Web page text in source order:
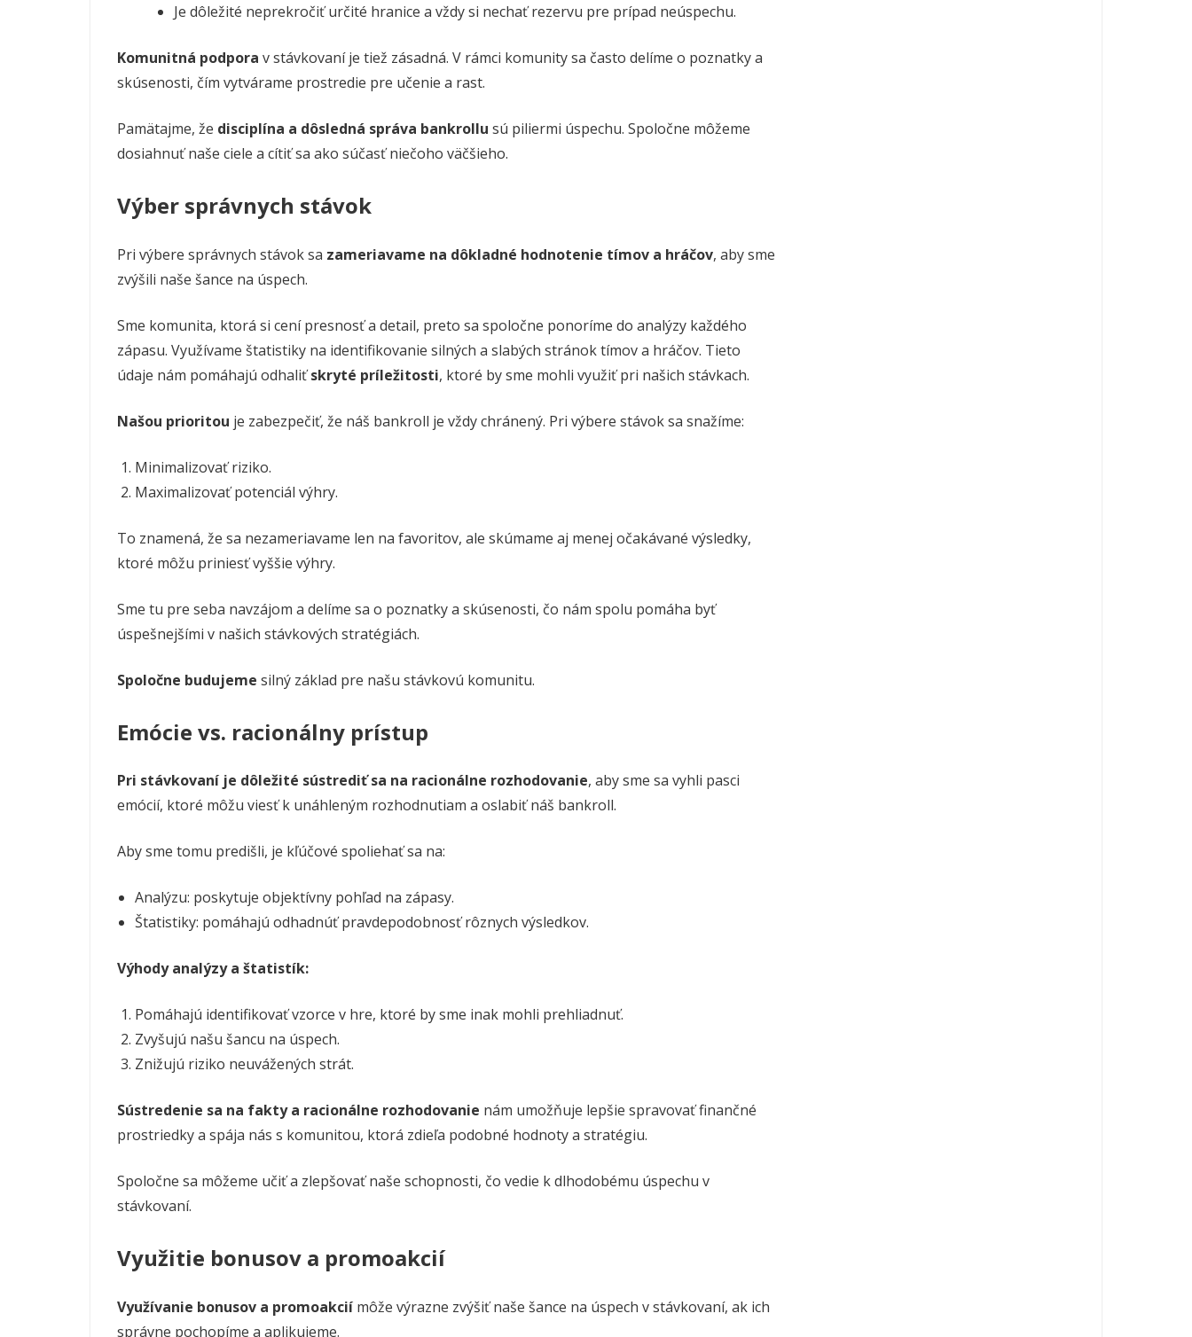
Je dôležité neprekročiť určité hranice a vždy si nechať rezervu pre prípad neúspechu.
Komunitná podpora v stávkovaní je tiež zásadná. V rámci komunity sa často delíme o poznatky a
skúsenosti, čím vytvárame prostredie pre učenie a rast.
Pamätajme, že disciplína a dôsledná správa bankrollu sú piliermi úspechu. Spoločne môžeme
dosiahnuť naše ciele a cítiť sa ako súčasť niečoho väčšieho.
Výber správnych stávok
Pri výbere správnych stávok sa zameriavame na dôkladné hodnotenie tímov a hráčov, aby sme
zvýšili naše šance na úspech.
Sme komunita, ktorá si cení presnosť a detail, preto sa spoločne ponoríme do analýzy každého
zápasu. Využívame štatistiky na identifikovanie silných a slabých stránok tímov a hráčov. Tieto
údaje nám pomáhajú odhaliťskryté príležitosti, ktoré by sme mohli využiť pri našich stávkach.
Našou prioritou je zabezpečiť, že náš bankroll je vždy chránený. Pri výbere stávok sa snažíme:
Minimalizovať riziko.
Maximalizovať potenciál výhry.
To znamená, že sa nezameriavame len na favoritov, ale skúmame aj menej očakávané výsledky,
ktoré môžu priniesť vyššie výhry.
Sme tu pre seba navzájom a delíme sa o poznatky a skúsenosti, čo nám spolu pomáha byť
úspešnejšími v našich stávkových stratégiách.
Spoločne budujeme silný základ pre našu stávkovú komunitu.
Emócie vs. racionálny prístup
Pri stávkovaní je dôležité sústrediť sa na racionálne rozhodovanie, aby sme sa vyhli pasci
emócií, ktoré môžu viesť k unáhleným rozhodnutiam a oslabiť náš bankroll.
Aby sme tomu predišli, je kľúčové spoliehať sa na:
Analýzu: poskytuje objektívny pohľad na zápasy.
Štatistiky: pomáhajú odhadnúť pravdepodobnosť rôznych výsledkov.
Výhody analýzy a štatistík:
Pomáhajú identifikovať vzorce v hre, ktoré by sme inak mohli prehliadnuť.
Zvyšujú našu šancu na úspech.
Znižujú riziko neuvážených strát.
Sústredenie sa na fakty a racionálne rozhodovanie nám umožňuje lepšie spravovať finančné
prostriedky a spája nás s komunitou, ktorá zdieľa podobné hodnoty a stratégiu.
Spoločne sa môžeme učiť a zlepšovať naše schopnosti, čo vedie k dlhodobému úspechu v
stávkovaní.
Využitie bonusov a promoakcií
Využívanie bonusov a promoakcií môže výrazne zvýšiť naše šance na úspech v stávkovaní, ak ich
správne pochopíme a aplikujeme.